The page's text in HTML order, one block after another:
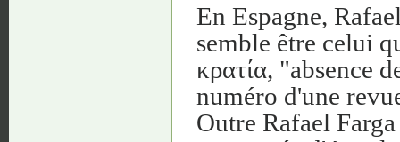
En Espagne,
semble être celui
κρατία, "absence
numéro d'une
Outre Rafael